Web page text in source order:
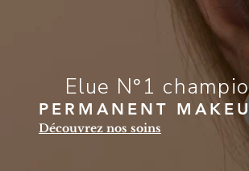
PERMANENT
Elue N°1
Découvrez nos soins